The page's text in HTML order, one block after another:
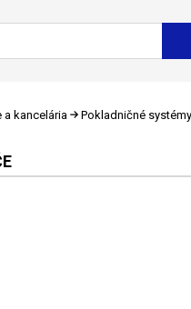
a kancelária Pokladničné systémy